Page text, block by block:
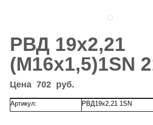
РВД 19х2,21
(М16х1,5)1SN
Цена 702 руб.
Артикул: РВД19х2,21 1SN